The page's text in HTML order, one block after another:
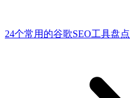
24个常用的谷歌SEO工具盘点